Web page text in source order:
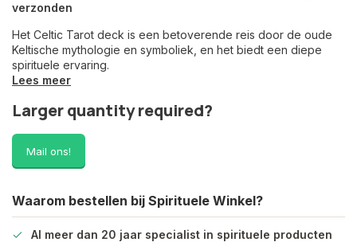
verzonden
Het Celtic Tarot deck is een betoverende reis door de oude
Keltische mythologie en symboliek, en het biedt een diepe
spirituele ervaring.
Lees meer
Larger quantity required?
Mail ons!
Waarom bestellen bij Spirituele Winkel?
Al meer dan 20 jaar specialist in spirituele producten